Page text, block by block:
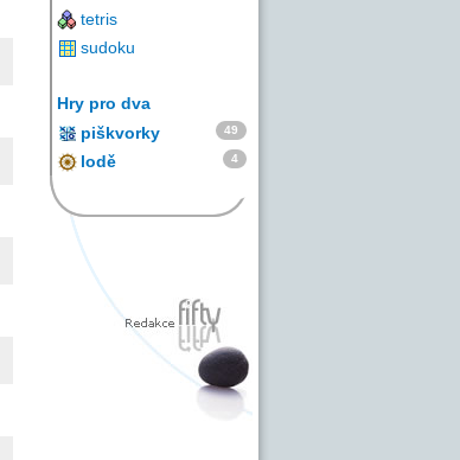
tetris
sudoku
Hry pro dva
piškvorky
49
lodě 4